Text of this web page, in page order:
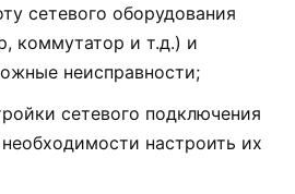
сетевого оборудования
коммутатор и т.д.) и
неисправности;
сетевого подключения
настроить их